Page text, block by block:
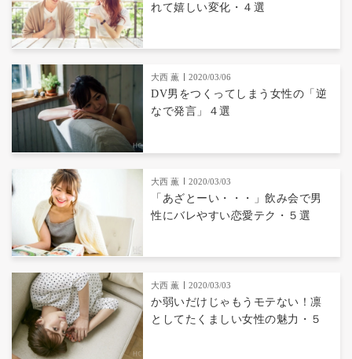
れて嬉しい変化・４選
大西 薫 2020/03/06
DV男をつくってしまう女性の「逆
なで発言」４選
大西 薫 2020/03/03
「あざとーい・・・」飲み会で男
性にバレやすい恋愛テク・５選
大西 薫 2020/03/03
か弱いだけじゃもうモテない！凛
としてたくましい女性の魅力・５